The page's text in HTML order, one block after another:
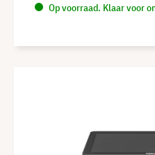
Op voorraad. Klaar voor